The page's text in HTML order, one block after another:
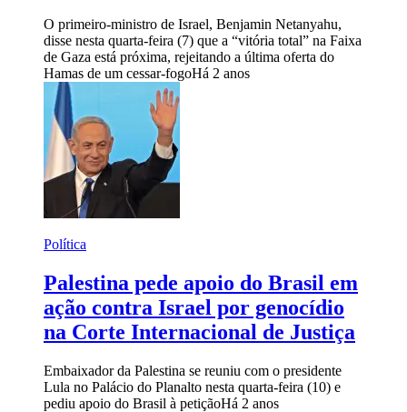
O primeiro-ministro de Israel, Benjamin Netanyahu,
disse nesta quarta-feira (7) que a “vitória total” na Faixa
de Gaza está próxima, rejeitando a última oferta do
Hamas de um cessar-fogoHá 2 anos
Política
Palestina pede apoio do Brasil em
ação contra Israel por genocídio
na Corte Internacional de Justiça
Embaixador da Palestina se reuniu com o presidente
Lula no Palácio do Planalto nesta quarta-feira (10) e
pediu apoio do Brasil à petiçãoHá 2 anos